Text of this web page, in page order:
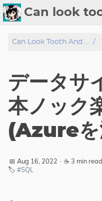
Can look
About
Blog
Gallery
Tags
Can Look Tooth And ...
データサ
本ノック
(Azureを
📅 Aug 16, 2022 · ☕ 3 min read
🏷️ #SQL